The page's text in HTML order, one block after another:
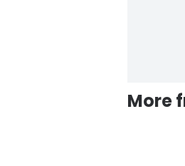
More